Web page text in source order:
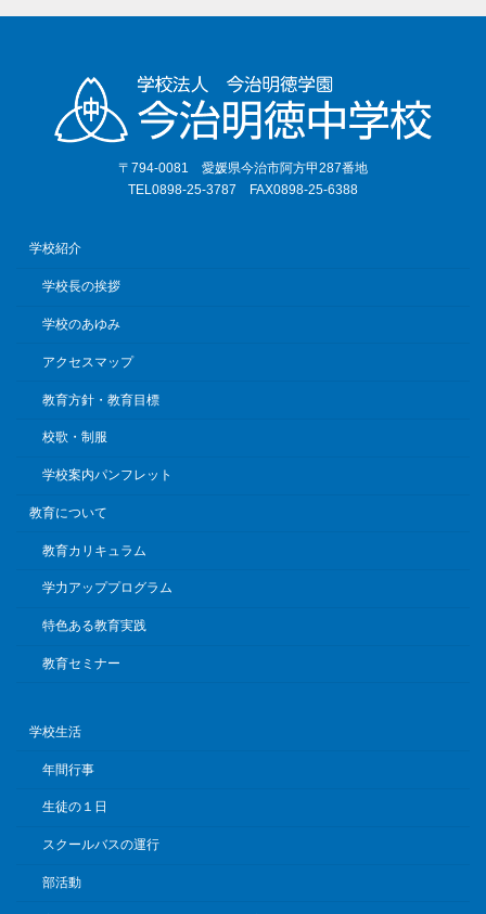
〒794-0081 愛媛県今治市阿方甲287番地
TEL0898-25-3787 FAX0898-25-6388
学校紹介
学校長の挨拶
学校のあゆみ
アクセスマップ
教育方針・教育目標
校歌・制服
学校案内パンフレット
教育について
教育カリキュラム
学力アッププログラム
特色ある教育実践
教育セミナー
学校生活
年間行事
生徒の１日
スクールバスの運行
部活動